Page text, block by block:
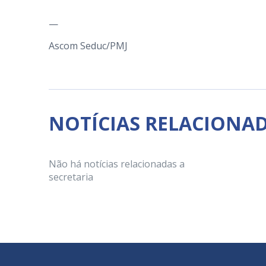
—
Ascom Seduc/PMJ
NOTÍCIAS
Não há notícias relacionadas a
secretaria